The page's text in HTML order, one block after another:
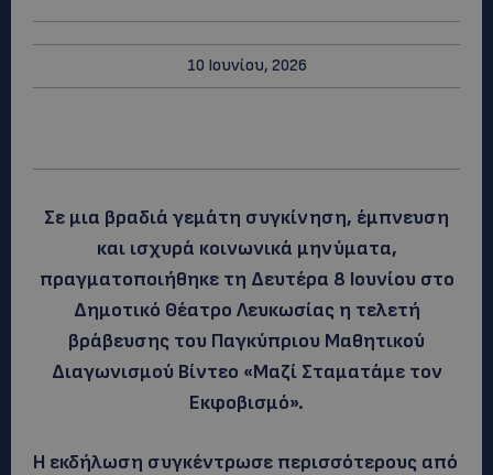
10 Ιουνίου, 2026
Σε μια βραδιά γεμάτη συγκίνηση, έμπνευση
και ισχυρά κοινωνικά μηνύματα,
πραγματοποιήθηκε τη Δευτέρα 8 Ιουνίου στο
Δημοτικό Θέατρο Λευκωσίας η τελετή
βράβευσης του Παγκύπριου Μαθητικού
Διαγωνισμού Βίντεο «Μαζί Σταματάμε τον
Εκφοβισμό».
Η εκδήλωση συγκέντρωσε περισσότερους από